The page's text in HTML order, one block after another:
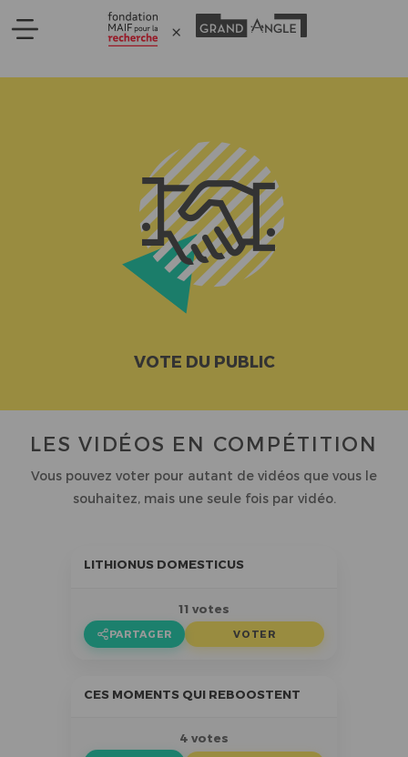
VOTE DU PUBLIC
LES VIDÉOS EN COMPÉTITION
Vous pouvez voter pour autant de vidéos que vous le
souhaitez, mais une seule fois par vidéo.
LITHIONUS DOMESTICUS
11 votes
PARTAGER VOTER
CES MOMENTS QUI REBOOSTENT
4 votes